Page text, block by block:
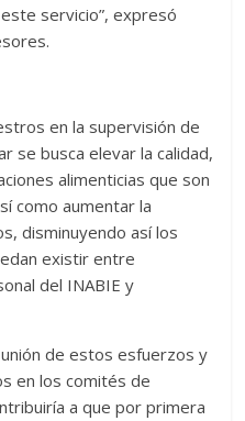
servicio”, expresó
en la supervisión de
se busca elevar la calidad,
alimenticias que son
como aumentar la
disminuyendo así los
existir entre
del INABIE y
de estos esfuerzos y
en los comités de
a que por primera